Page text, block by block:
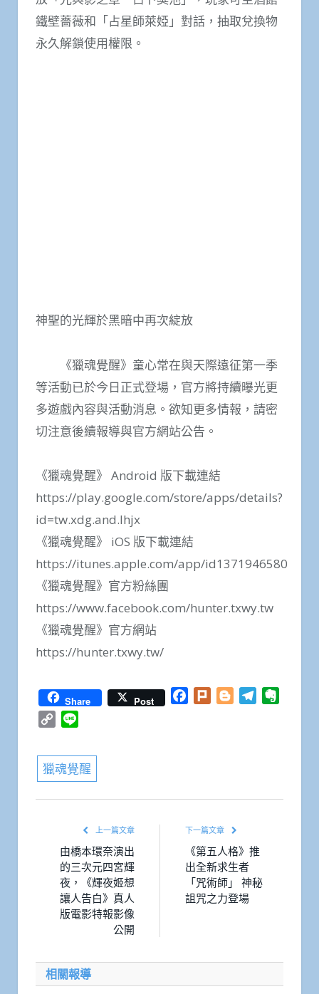
鐵壁薔薇和「占星師萊婭」對話，抽取兌換物
永久解鎖使用權限。
神聖的光輝於黑暗中再次綻放
《獵魂覺醒》童心常在與天際遠征第一季
等活動已於今日正式登場，官方將持續曝光更
多遊戲內容與活動消息。欲知更多情報，請密
切注意後續報導與官方網站公告。
《獵魂覺醒》 Android 版下載連結
https://play.google.com/store/apps/details?
id=tw.xdg.and.lhjx
《獵魂覺醒》 iOS 版下載連結
https://itunes.apple.com/app/id1371946580
《獵魂覺醒》官方粉絲團
https://www.facebook.com/hunter.txwy.tw
《獵魂覺醒》官方網站
https://hunter.txwy.tw/
Share Post Facebook
Plurk BloggerTelegram
Copy
獵魂覺醒
上一篇文章
由橋本環奈演出
的三次元四宮輝
夜，《輝夜姬想
讓人告白》真人
版電影特報影像
公開
下一篇文章
《第五人格》推
出全新求生者
「咒術師」 神秘
詛咒之力登場
相關報導